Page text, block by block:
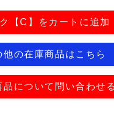
【C】をカートに追加
他の在庫商品はこちら
品について問い合わせる